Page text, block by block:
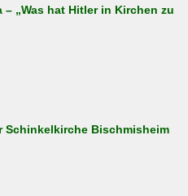
„Was hat Hitler in Kirchen zu
Schinkelkirche Bischmisheim